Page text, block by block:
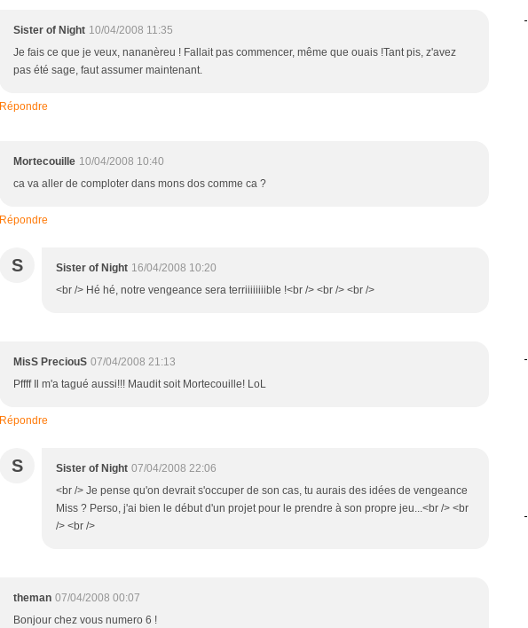
Sister of Night 10/04/2008 11:35
Je fais ce que je veux, nananèreu ! Fallait pas commencer, même que ouais !Tant pis, z'avez
pas été sage, faut assumer maintenant.
Répondre
Mortecouille 10/04/2008 10:40
ca va aller de comploter dans mons dos comme ca ?
Répondre
S Sister of Night 16/04/2008 10:20
<br /> Hé hé, notre vengeance sera terriiiiiiiible !<br /> <br /> <br />
MisS PreciouS 07/04/2008 21:13
Pffff Il m'a tagué aussi!!! Maudit soit Mortecouille! LoL
Répondre
S Sister of Night 07/04/2008 22:06
<br /> Je pense qu'on devrait s'occuper de son cas, tu aurais des idées de vengeance
Miss ? Perso, j'ai bien le début d'un projet pour le prendre à son propre jeu...<br /> <br
/> <br />
theman 07/04/2008 00:07
Bonjour chez vous numero 6 !